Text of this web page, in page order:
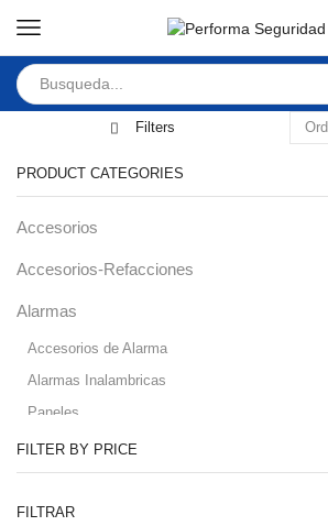
Filters
PRODUCT CATEGORIES
Accesorios
Accesorios-Refacciones
Alarmas
Accesorios de Alarma
Alarmas Inalambricas
Paneles
Audio
FILTER BY PRICE
FILTRAR